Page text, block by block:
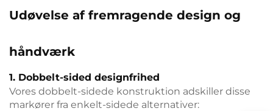
Udøvelse af fremragende design og
håndværk
1. Dobbelt-sided designfrihed
Vores dobbelt-sidede konstruktion adskiller disse
markører fra enkelt-sidede alternativer: